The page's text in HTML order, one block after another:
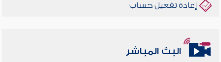
إعادة تفعيل حساب
البث المباشر